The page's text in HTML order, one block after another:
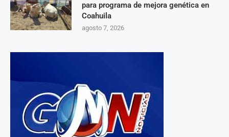
para programa de mejora genética en
Coahuila
agosto 7, 2026